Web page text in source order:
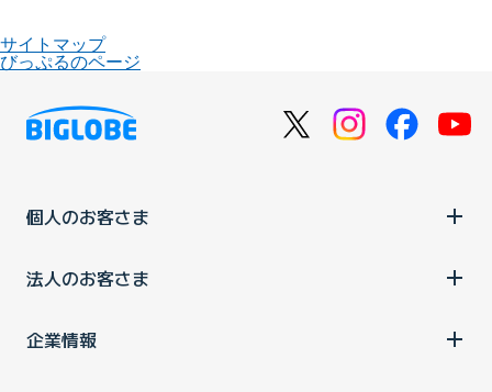
サイトマップ
びっぷるのページ
個人のお客さま
法人のお客さま
企業情報